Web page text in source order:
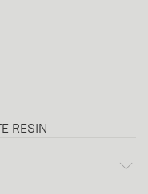
RESIN